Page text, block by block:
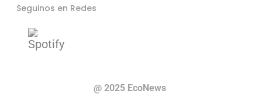
Seguinos en Redes
@ 2025 EcoNews